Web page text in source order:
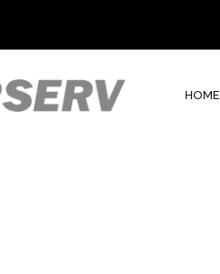
HOME